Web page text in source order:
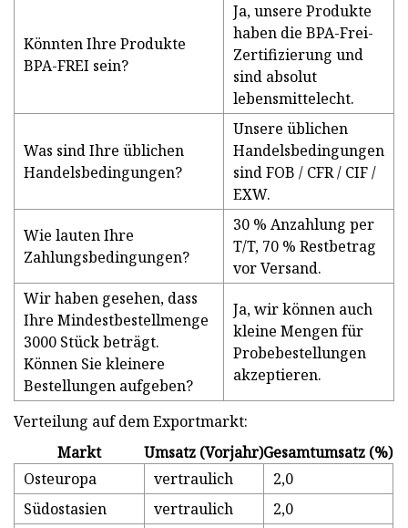
Könnten Ihre Produkte
BPA-FREI sein?
Ja, unsere Produkte
haben die BPA-Frei-
Zertifizierung und
sind absolut
lebensmittelecht.
Was sind Ihre üblichen
Handelsbedingungen?
Unsere üblichen
Handelsbedingungen
sind FOB / CFR / CIF /
EXW.
Wie lauten Ihre
Zahlungsbedingungen?
30 % Anzahlung per
T/T, 70 % Restbetrag
vor Versand.
Wir haben gesehen, dass
Ihre Mindestbestellmenge
3000 Stück beträgt.
Können Sie kleinere
Bestellungen aufgeben?
Ja, wir können auch
kleine Mengen für
Probebestellungen
akzeptieren.
Verteilung auf dem Exportmarkt:
Markt
Umsatz (Vorjahr)Gesamtumsatz (%)
Osteuropa
vertraulich
2,0
Südostasien
vertraulich
2,0